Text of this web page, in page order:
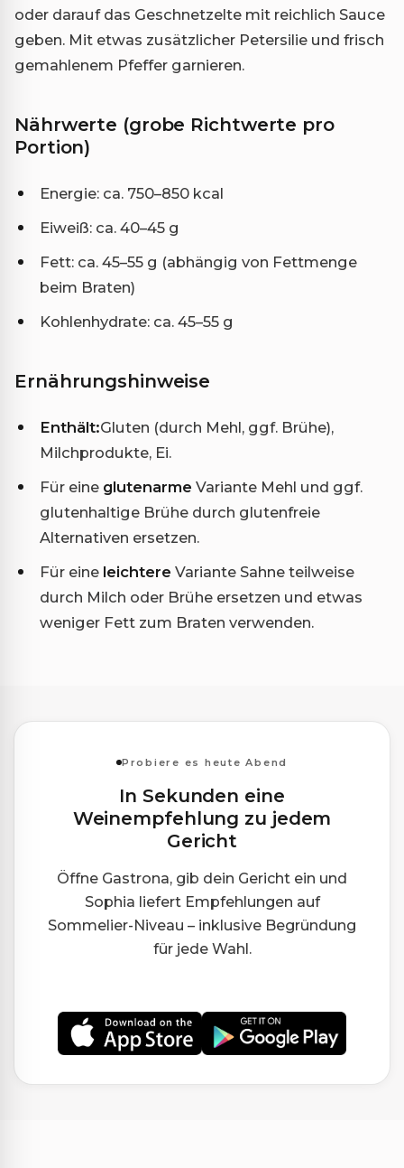
oder darauf das Geschnetzelte mit reichlich Sauce
geben. Mit etwas zusätzlicher Petersilie und frisch
gemahlenem Pfeffer garnieren.
Nährwerte (grobe Richtwerte pro
Portion)
Energie: ca. 750–850 kcal
Eiweiß: ca. 40–45 g
Fett: ca. 45–55 g (abhängig von Fettmenge
beim Braten)
Kohlenhydrate: ca. 45–55 g
Ernährungshinweise
Enthält:Gluten (durch Mehl, ggf. Brühe),
Milchprodukte, Ei.
Für eine glutenarme Variante Mehl und ggf.
glutenhaltige Brühe durch glutenfreie
Alternativen ersetzen.
Für eine leichtere Variante Sahne teilweise
durch Milch oder Brühe ersetzen und etwas
weniger Fett zum Braten verwenden.
Probiere es heute Abend
In Sekunden eine
Weinempfehlung zu jedem
Gericht
Öffne Gastrona, gib dein Gericht ein und
Sophia liefert Empfehlungen auf
Sommelier-Niveau – inklusive Begründung
für jede Wahl.